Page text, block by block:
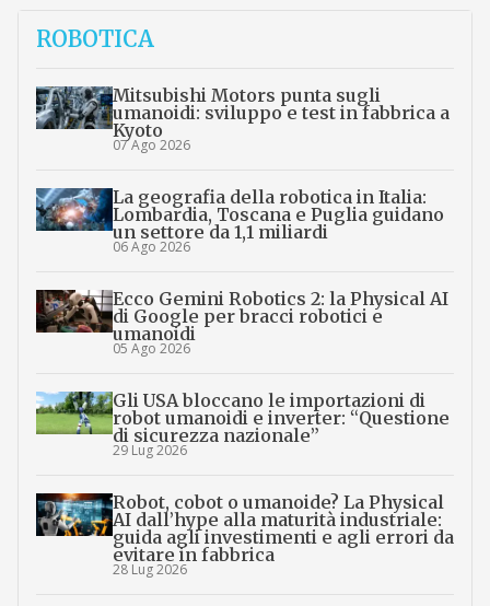
ROBOTICA
Mitsubishi Motors punta sugli
umanoidi: sviluppo e test in fabbrica a
Kyoto
07 Ago 2026
La geografia della robotica in Italia:
Lombardia, Toscana e Puglia guidano
un settore da 1,1 miliardi
06 Ago 2026
Ecco Gemini Robotics 2: la Physical AI
di Google per bracci robotici e
umanoidi
05 Ago 2026
Gli USA bloccano le importazioni di
robot umanoidi e inverter: “Questione
di sicurezza nazionale”
29 Lug 2026
Robot, cobot o umanoide? La Physical
AI dall’hype alla maturità industriale:
guida agli investimenti e agli errori da
evitare in fabbrica
28 Lug 2026